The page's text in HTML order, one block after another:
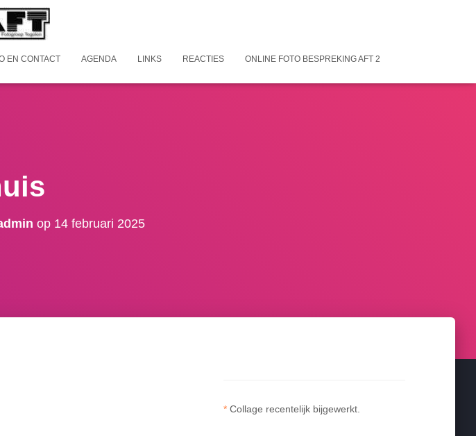
EN CONTACT AGENDA LINKS REACTIES ONLINE FOTO BESPREKING AFT 2
op 14 februari 2025
* Collage recentelijk bijgewerkt.